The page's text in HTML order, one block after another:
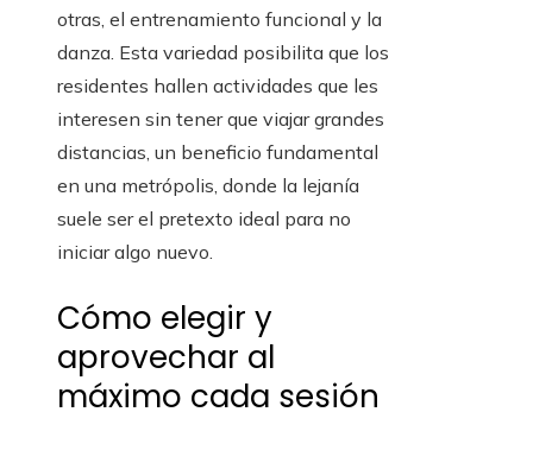
otras, el entrenamiento funcional y la
danza. Esta variedad posibilita que los
residentes hallen actividades que les
interesen sin tener que viajar grandes
distancias, un beneficio fundamental
en una metrópolis, donde la lejanía
suele ser el pretexto ideal para no
iniciar algo nuevo.
Cómo elegir y
aprovechar al
máximo cada sesión